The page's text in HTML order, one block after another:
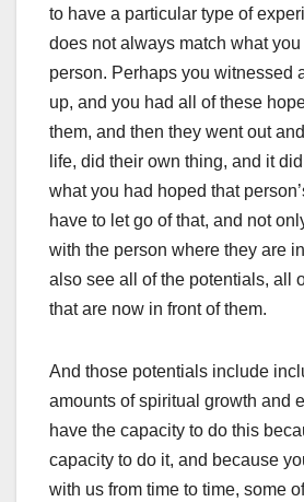
to have a particular type of
does not always match what
person. Perhaps you witnessed
up, and you had all of these
them, and then they went out
life, did their own thing, and it did
what you had hoped that
have to let go of that, and not
with the person where they are
also see all of the potentials, all
that are now in front of them.
And those potentials include
amounts of spiritual growth and
have the capacity to do this
capacity to do it, and because
with us from time to time, some